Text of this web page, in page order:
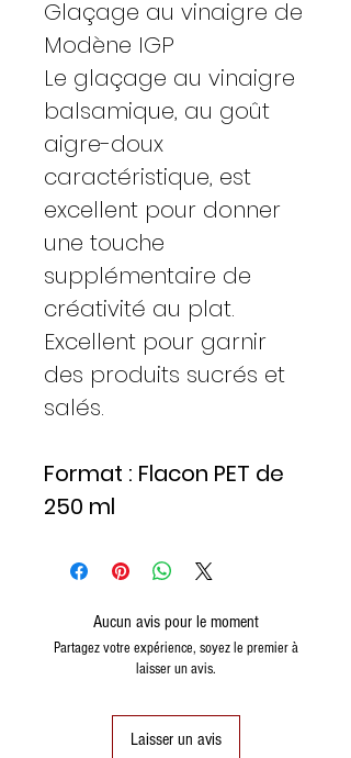
Glaçage au vinaigre de
Modène IGP
Le glaçage au vinaigre
balsamique, au goût
aigre-doux
caractéristique, est
excellent pour donner
une touche
supplémentaire de
créativité au plat.
Excellent pour garnir
des produits sucrés et
salés.
Format : Flacon PET de
250 ml
Aucun avis pour le moment
Partagez votre expérience, soyez le premier à
laisser un avis.
Laisser un avis